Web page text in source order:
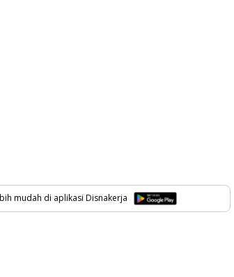
mudah di aplikasi Disnakerja